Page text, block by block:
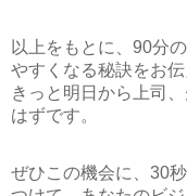
以上をもとに、90分
やすくなる秘訣をお伝
きっと明日から上司
はずです。
ぜひこの機会に、30